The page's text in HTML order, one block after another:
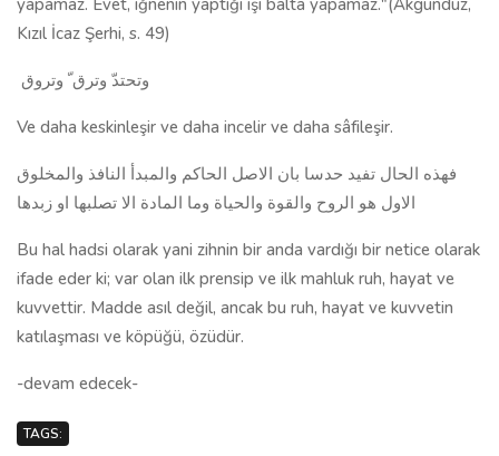
yapamaz. Evet, iğnenin yaptığı işi balta yapamaz."(Akgündüz,
Kızıl İcaz Şerhi, s. 49)
وتحتدّ وترق ّ وتروق
Ve daha keskinleşir ve daha incelir ve daha sâfileşir.
فهذه الحال تفيد حدسا بان الاصل الحاكم والمبدأ النافذ والمخلوق
الاول هو الروح والقوة والحياة وما المادة الا تصلبها او زبدها
Bu hal hadsi olarak yani zihnin bir anda vardığı bir netice olarak
ifade eder ki; var olan ilk prensip ve ilk mahluk ruh, hayat ve
kuvvettir. Madde asıl değil, ancak bu ruh, hayat ve kuvvetin
katılaşması ve köpüğü, özüdür.
-devam edecek-
TAGS: